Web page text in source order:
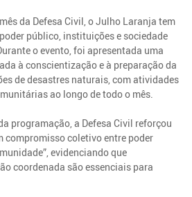
da Defesa Civil, o Julho Laranja tem
público, instituições e sociedade
o evento, foi apresentada uma
à conscientização e à preparação da
de desastres naturais, com atividades
ao longo de todo o mês.
programação, a Defesa Civil reforçou
compromisso coletivo entre poder
evidenciando que
coordenada são essenciais para